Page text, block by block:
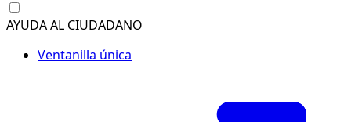
AYUDA AL CIUDADANO
Ventanilla única